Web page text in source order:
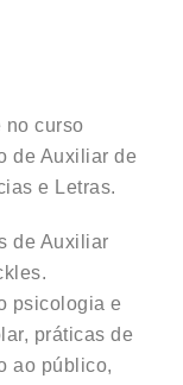
no curso
de Auxiliar de
e Letras.
de Auxiliar
psicologia e
práticas de
ao público,